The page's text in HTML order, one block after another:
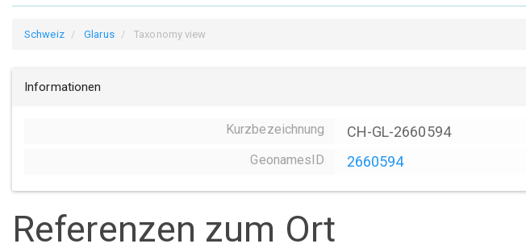
Schweiz Glarus Taxonomy view
Informationen
Kurzbezeichnung CH-GL-2660594
GeonamesID 2660594
Referenzen zum Ort